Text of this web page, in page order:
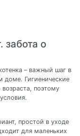
забота о
– важный шаг в
доме. Гигиенические
поэтому
простой в уходе
для маленьких